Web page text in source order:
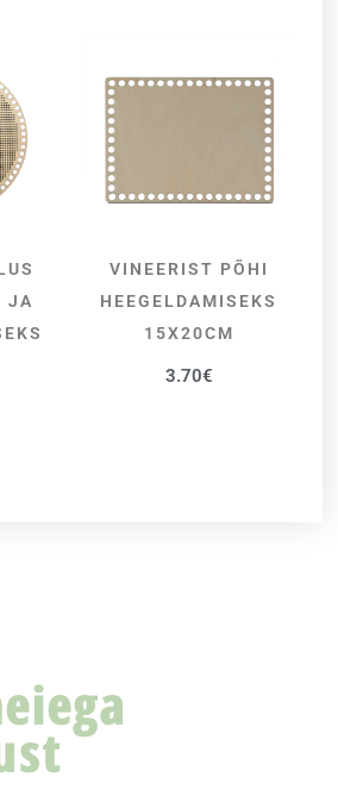
JA
LISA KORVI
VINEERIST PÕHI
HEEGELDAMISEKS
15X20CM
3.70€